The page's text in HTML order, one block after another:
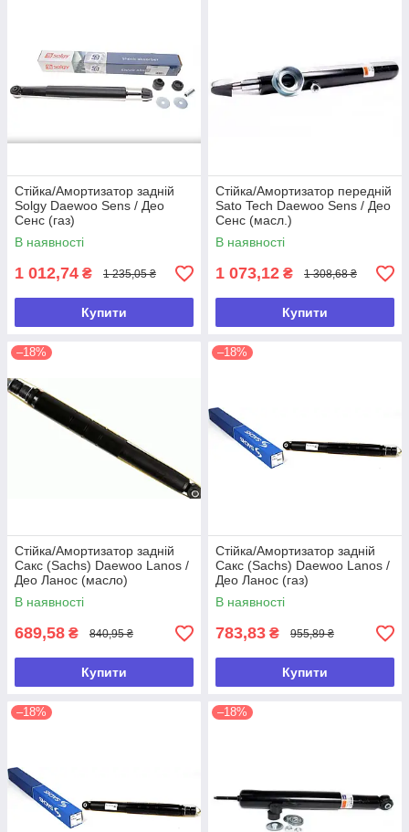
Стійка/Амортизатор задній
Solgy Daewoo Sens / Део
Сенс (газ)
В наявності
1 012,74 ₴ 1 235,05 ₴
Купити
Стійка/Амортизатор передній
Sato Tech Daewoo Sens / Део
Сенс (масл.)
В наявності
1 073,12 ₴ 1 308,68 ₴
Купити
–18%
Стійка/Амортизатор задній
Сакс (Sachs) Daewoo Lanos /
Део Ланос (масло)
В наявності
689,58 ₴ 840,95 ₴
Купити
–18%
Стійка/Амортизатор задній
Сакс (Sachs) Daewoo Lanos /
Део Ланос (газ)
В наявності
783,83 ₴ 955,89 ₴
Купити
–18% –18%